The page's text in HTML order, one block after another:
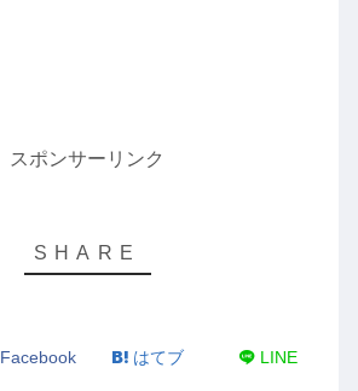
スポンサーリンク
Facebook はてブ LINE